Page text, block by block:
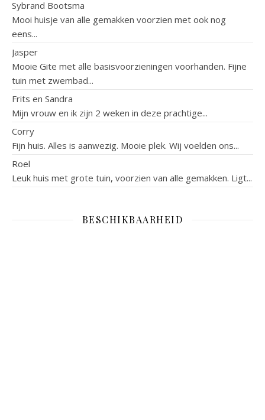
Sybrand Bootsma
Mooi huisje van alle gemakken voorzien met ook nog
eens...
Jasper
Mooie Gite met alle basisvoorzieningen voorhanden. Fijne
tuin met zwembad...
Frits en Sandra
Mijn vrouw en ik zijn 2 weken in deze prachtige...
Corry
Fijn huis. Alles is aanwezig. Mooie plek. Wij voelden ons...
Roel
Leuk huis met grote tuin, voorzien van alle gemakken. Ligt...
BESCHIKBAARHEID